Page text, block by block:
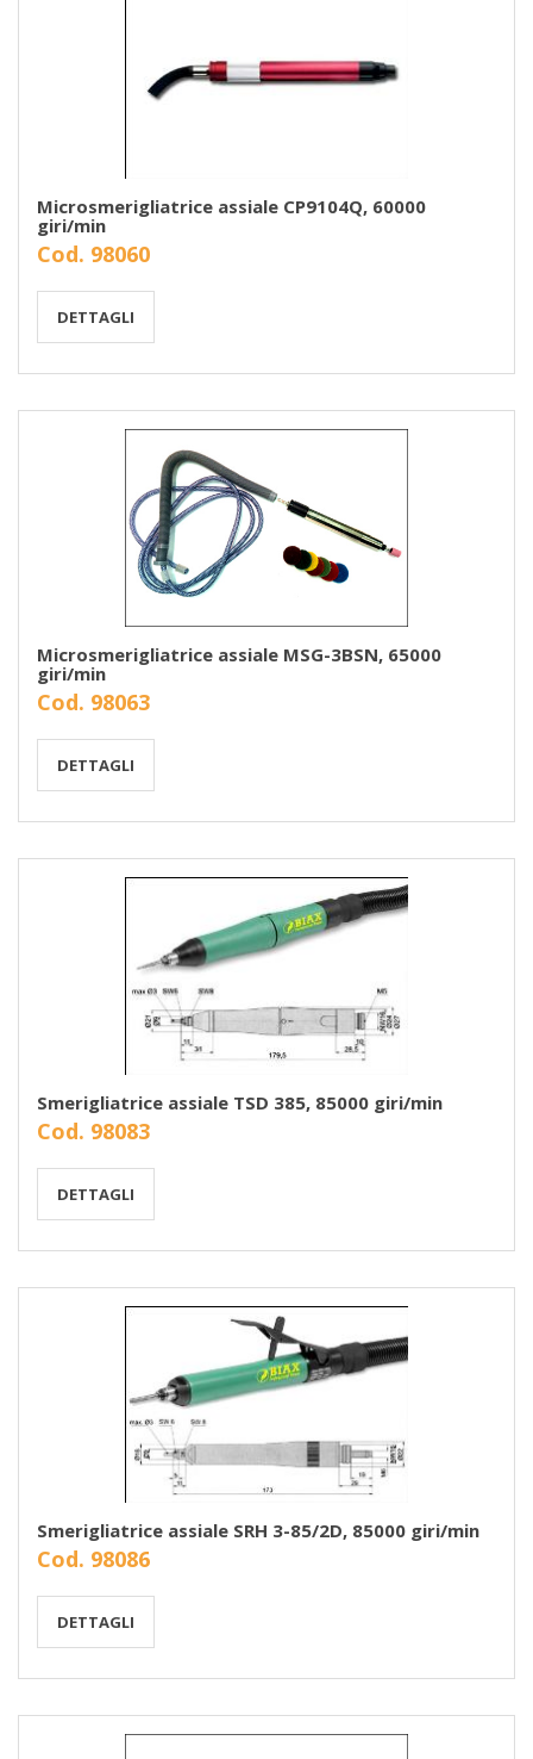
Microsmerigliatrice assiale CP9104Q, 60000
giri/min
Cod. 98060
DETTAGLI
Microsmerigliatrice assiale MSG-3BSN, 65000
giri/min
Cod. 98063
DETTAGLI
Smerigliatrice assiale TSD 385, 85000 giri/min
Cod. 98083
DETTAGLI
Smerigliatrice assiale SRH 3-85/2D, 85000 giri/min
Cod. 98086
DETTAGLI